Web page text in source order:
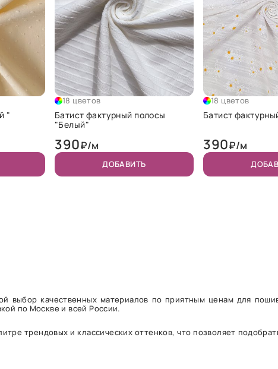
"
18 цветов
Батист фактурный полосы
"Белый"
390₽/м
ДОБАВИТЬ
18 цветов
Батист
390₽/м
выбор качественных материалов по приятным ценам для
по Москве и всей России.
трендовых и классических оттенков, что позволяет